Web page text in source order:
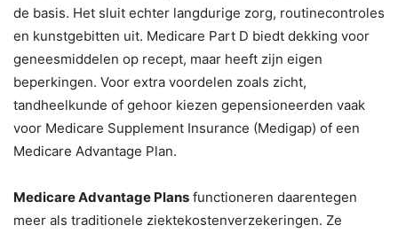
de basis. Het sluit echter langdurige zorg, routinecontroles
en kunstgebitten uit. Medicare Part D biedt dekking voor
geneesmiddelen op recept, maar heeft zijn eigen
beperkingen. Voor extra voordelen zoals zicht,
tandheelkunde of gehoor kiezen gepensioneerden vaak
voor Medicare Supplement Insurance (Medigap) of een
Medicare Advantage Plan.
Medicare Advantage Plans functioneren daarentegen
meer als traditionele ziektekostenverzekeringen. Ze